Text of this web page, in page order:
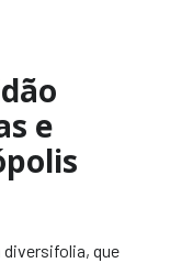
e
que